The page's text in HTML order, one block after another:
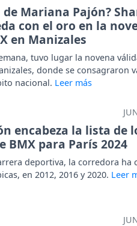
de Mariana Pajón?
con el oro en la
en Manizales
tuvo lugar la novena
donde se consagraron
nacional.
encabeza la lista de
BMX para París 2024
deportiva, la corredora ha
en 2012, 2016 y 2020.